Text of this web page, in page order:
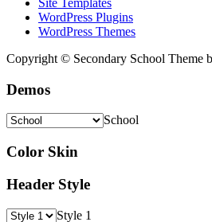
Site Templates
WordPress Plugins
WordPress Themes
Copyright © Secondary School Theme
Demos
School
Color Skin
Header Style
Style 1